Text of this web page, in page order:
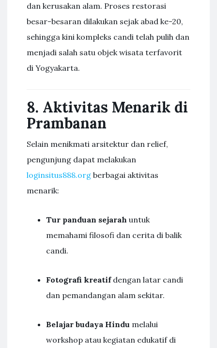
dan kerusakan alam. Proses restorasi
besar-besaran dilakukan sejak abad ke-20,
sehingga kini kompleks candi telah pulih dan
menjadi salah satu objek wisata terfavorit
di Yogyakarta.
8. Aktivitas Menarik di
Prambanan
Selain menikmati arsitektur dan relief,
pengunjung dapat melakukan
loginsitus888.org berbagai aktivitas
menarik:
Tur panduan sejarah untuk
memahami filosofi dan cerita di balik
candi.
Fotografi kreatifdengan latar candi
dan pemandangan alam sekitar.
Belajar budaya Hindu melalui
workshop atau kegiatan edukatif di